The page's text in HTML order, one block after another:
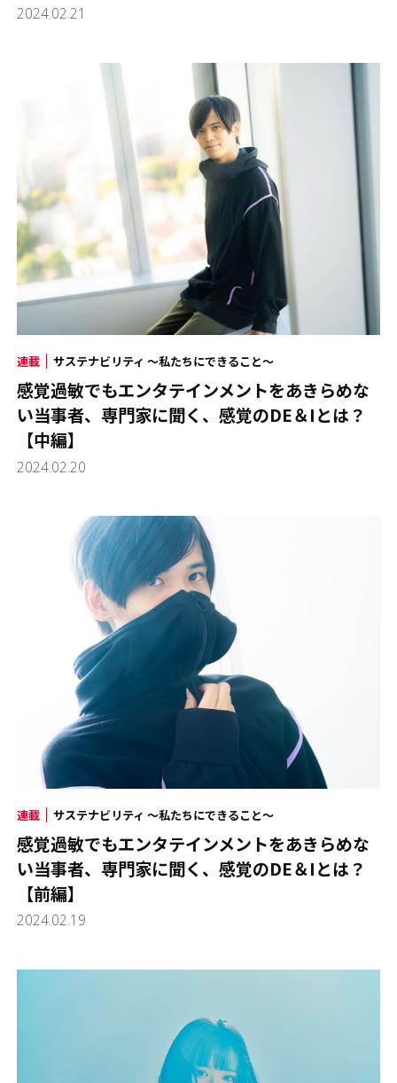
2024.02.21
連載 サステナビリティ ～私たちにできること～
感覚過敏でもエンタテインメントをあきらめな
い――当事者、専門家に聞く、感覚のDE＆Iとは？
【中編】
2024.02.20
連載 サステナビリティ ～私たちにできること～
感覚過敏でもエンタテインメントをあきらめな
い――当事者、専門家に聞く、感覚のDE＆Iとは？
【前編】
2024.02.19